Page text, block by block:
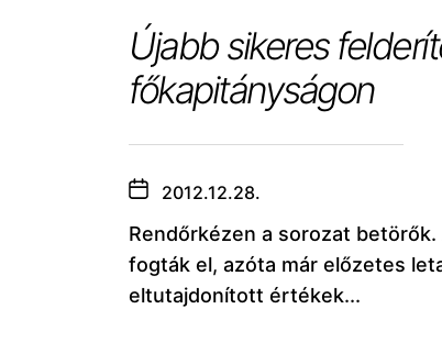
Újabb sikeres
főkapitányságon
2012.12.28.
Rendőrkézen a sorozat
fogták el, azóta már előzetes
eltutajdonított értékek...